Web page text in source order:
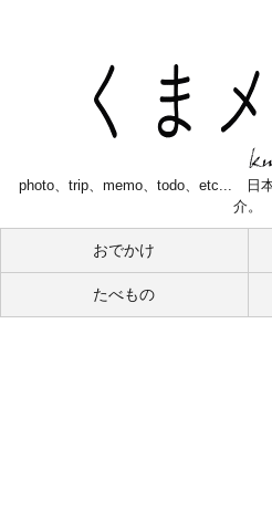
photo、trip、memo、todo、etc... 日
介。
おでかけ
たべもの